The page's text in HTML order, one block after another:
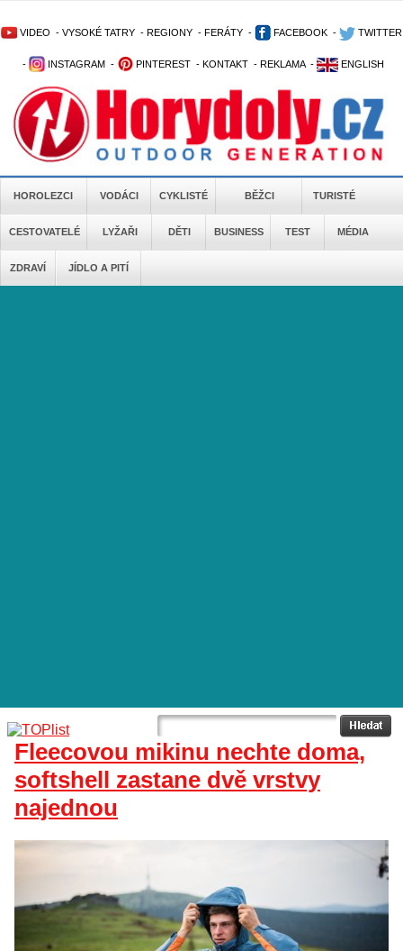
VIDEO - VYSOKÉ TATRY - REGIONY - FERÁTY - FACEBOOK - TWITTER
- INSTAGRAM - PINTEREST - KONTAKT - REKLAMA - ENGLISH
HOROLEZCI VODÁCI CYKLISTÉ BĚŽCI TURISTÉ
CESTOVATELÉ LYŽAŘI DĚTI BUSINESS TEST MÉDIA
ZDRAVÍ JÍDLO A PITÍ
Fleecovou mikinu nechte doma,
softshell zastane dvě vrstvy
najednou